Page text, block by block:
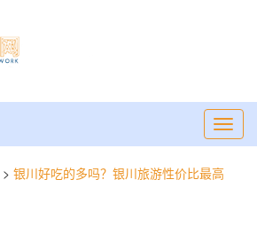
> 银川好吃的多吗？银川旅游性价比最高